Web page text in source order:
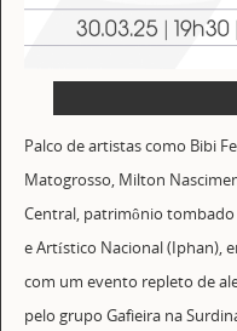
Palco de artistas como Bibi
Matogrosso, Milton
Central, patrimônio
e Artístico Nacional (Iphan),
com um evento repleto de
pelo grupo Gafieira na